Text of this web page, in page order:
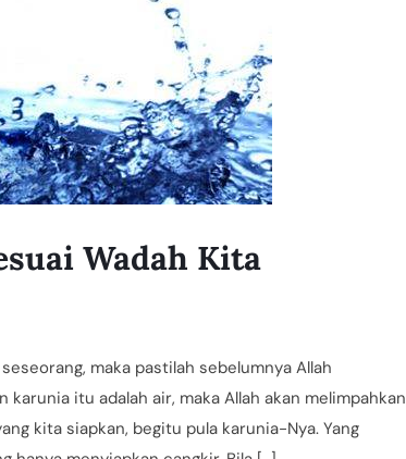
Wadah Kita
maka pastilah sebelumnya Allah
itu adalah air, maka Allah akan melimpahkan
kita siapkan, begitu pula karunia-Nya. Yang